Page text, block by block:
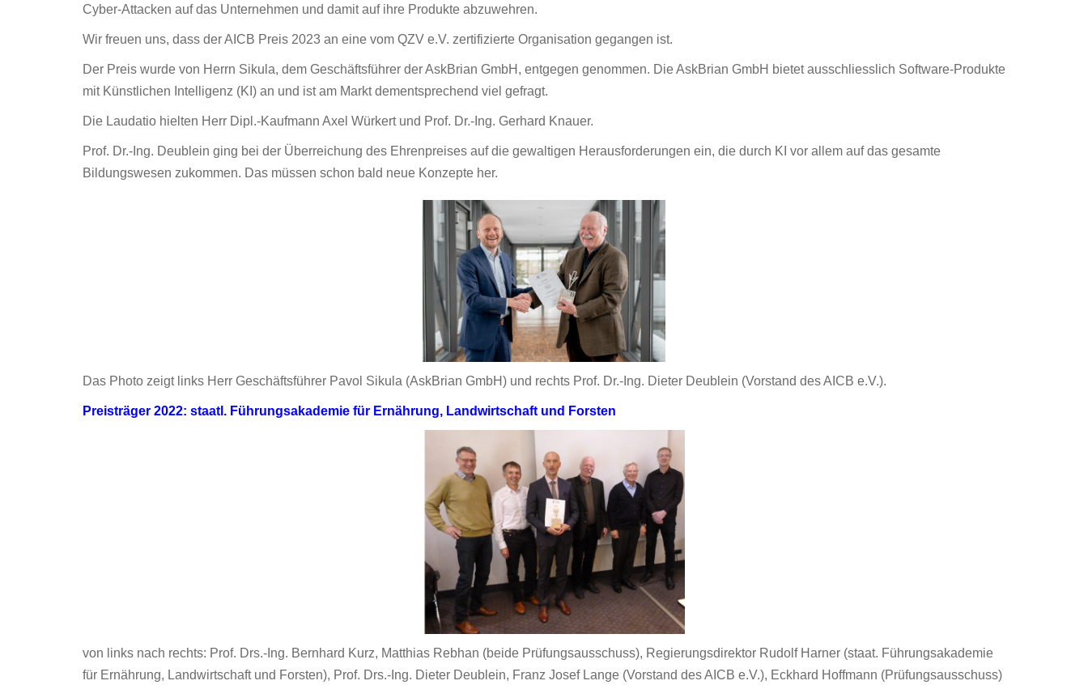
Cyber-Attacken auf das Unternehmen und damit auf ihre Produkte abzuwehren.
Wir freuen uns, dass der AICB Preis 2023 an eine vom QZV e.V. zertifizierte Organisation gegangen ist.
Der Preis wurde von Herrn Sikula, dem Geschäftsführer der AskBrian GmbH, entgegen genommen. Die AskBrian GmbH bietet ausschliesslich Software-Produkte
mit Künstlichen Intelligenz (KI) an und ist am Markt dementsprechend viel gefragt.
Die Laudatio hielten Herr Dipl.-Kaufmann Axel Würkert und Prof. Dr.-Ing. Gerhard Knauer.
Prof. Dr.-Ing. Deublein ging bei der Überreichung des Ehrenpreises auf die gewaltigen Herausforderungen ein, die durch KI vor allem auf das gesamte
Bildungswesen zukommen. Das müssen schon bald neue Konzepte her.
Das Photo zeigt links Herr Geschäftsführer Pavol Sikula (AskBrian GmbH) und rechts Prof. Dr.-Ing. Dieter Deublein (Vorstand des AICB e.V.).
Preisträger 2022: staatl. Führungsakademie für Ernährung, Landwirtschaft und Forsten
von links nach rechts: Prof. Drs.-Ing. Bernhard Kurz, Matthias Rebhan (beide Prüfungsausschuss), Regierungsdirektor Rudolf Harner (staat. Führungsakademie
für Ernährung, Landwirtschaft und Forsten), Prof. Drs.-Ing. Dieter Deublein, Franz Josef Lange (Vorstand des AICB e.V.), Eckhard Hoffmann (Prüfungsausschuss)